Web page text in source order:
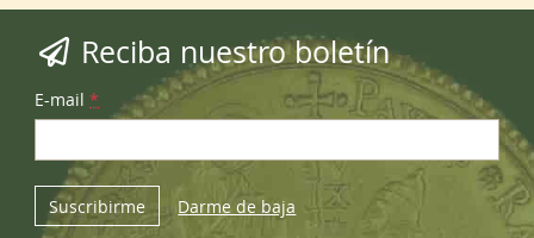
Reciba nuestro boletín
E-mail *
Suscribirme Darme de baja